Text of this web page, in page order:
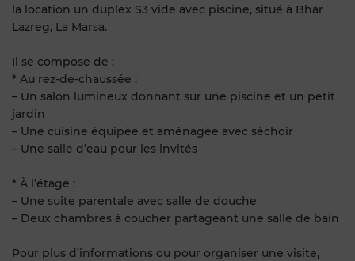
la location un duplex S3 vide avec piscine, situé à Bhar
Lazreg, La Marsa.
Il se compose de :
* Au rez-de-chaussée :
– Un salon lumineux donnant sur une piscine et un petit
jardin
– Une cuisine équipée et aménagée avec séchoir
– Une salle d’eau pour les invités
* À l’étage :
– Une suite parentale avec salle de douche
– Deux chambres à coucher partageant une salle de bain
Pour plus d’informations ou pour organiser une visite,